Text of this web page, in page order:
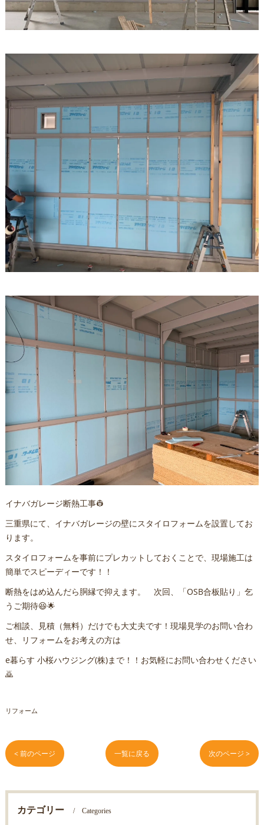
イナバガレージ断熱工事👷
三重県にて、イナバガレージの壁にスタイロフォームを設置してお
ります。
スタイロフォームを事前にプレカットしておくことで、現場施工は
簡単でスピーディーです！！
断熱をはめ込んだら胴縁で抑えます。 次回、「OSB合板貼り」乞
うご期待😆🌟
ご相談、見積（無料）だけでも大丈夫です！現場見学のお問い合わ
せ、リフォームをお考えの方は
e暮らす 小桜ハウジング(株)まで！！お気軽にお問い合わせください
🙇
リフォーム
< 前のページ 一覧に戻る 次のページ >
カテゴリー Categories